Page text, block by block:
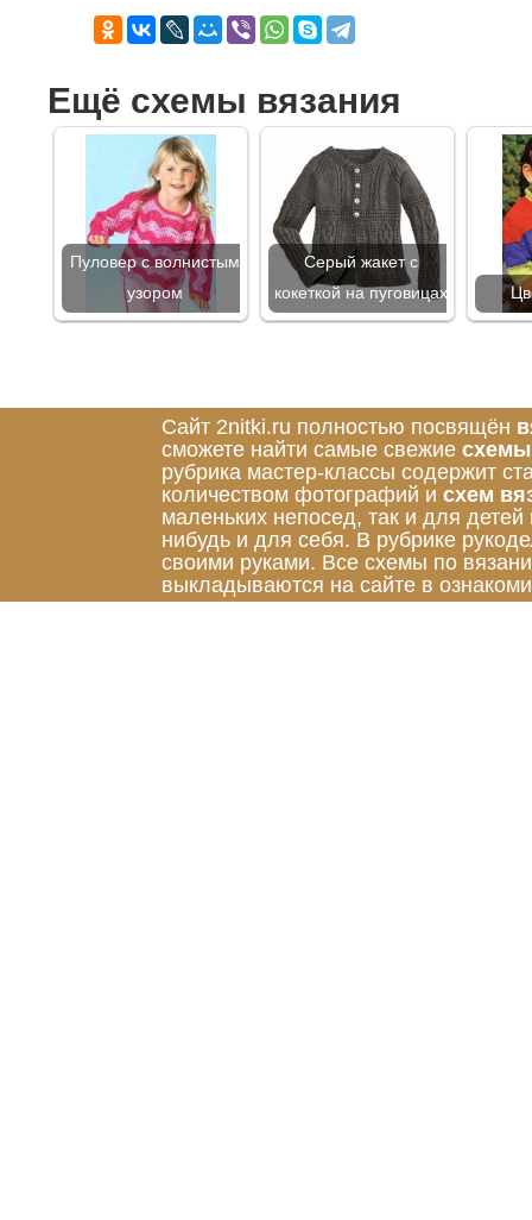
Ещё схемы вязания
Пуловер с волнистым
узором
Серый жакет с
кокеткой на пуговицах
Сайт 2nitki.ru полностью посвящён
сможете найти самые свежие схемы
рубрика мастер-классы содержит
количеством фотографий и схем
маленьких непосед, так и для
нибудь и для себя. В рубрике
своими руками. Все схемы по
выкладываются на сайте в